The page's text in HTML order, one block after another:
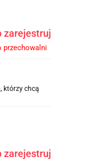
zarejestruj
przechowalni
którzy chcą
zarejestruj